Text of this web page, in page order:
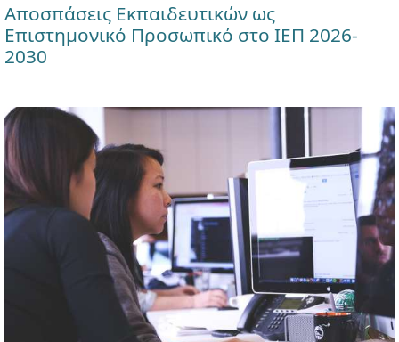
Αποσπάσεις Εκπαιδευτικών ως
Επιστημονικό Προσωπικό στο ΙΕΠ 2026-
2030